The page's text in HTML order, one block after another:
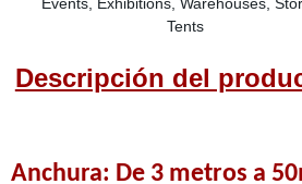
Descripción del
Anchura: De 3 metros a